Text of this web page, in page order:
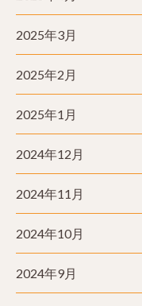
2025年3月
2025年2月
2025年1月
2024年12月
2024年11月
2024年10月
2024年9月